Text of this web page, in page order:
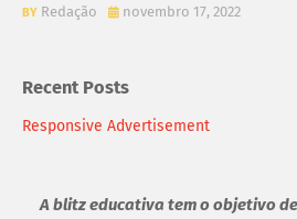
Redação novembro 17, 2022
Recent Posts
Responsive Advertisement
A blitz educativa tem o objetivo